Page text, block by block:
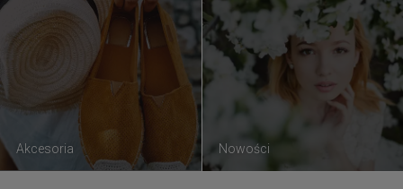
Akcesoria Nowości